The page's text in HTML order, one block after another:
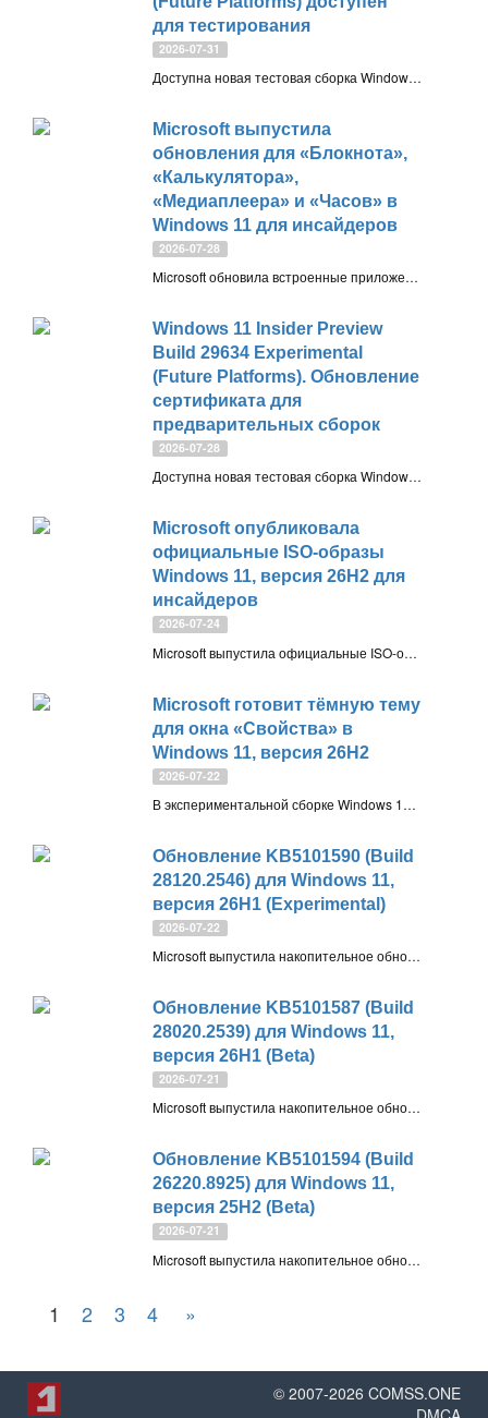
для тестирования
2026-07-31
Доступна новая тестовая сборка Windows 11 Insider Preview Build 29639.1000 (rs_prerelease), предназначенная для участников программы Windows Insider на канале обновления Experimental (Future Platforms)
Microsoft выпустила
обновления для «Блокнота»,
«Калькулятора»,
«Медиаплеера» и «Часов» в
Windows 11 для инсайдеров
2026-07-28
Microsoft обновила встроенные приложения Windows 11: «Блокнот», «Калькулятор», «Медиаплеер» и «Часы» в инсайдерских сборках. Выпуск приносит исправления ошибок, повышение стабильности, ускорение работы «Блокнота», улучшения Markdown, локальных обложек альбомов и другие небольшие изменения
Windows 11 Insider Preview
Build 29634 Experimental
(Future Platforms). Обновление
сертификата для
предварительных сборок
2026-07-28
Доступна новая тестовая сборка Windows 11 Insider Preview Build 29634.1000 (rs_prerelease), предназначенная для участников программы Windows Insider на канале обновления Experimental (Future Platforms)
Microsoft опубликовала
официальные ISO-образы
Windows 11, версия 26H2 для
инсайдеров
2026-07-24
Microsoft выпустила официальные ISO-образы первой инсайдерской сборки Windows 11 версии 26H2 (Build 26300.8935) на канале Experimental. Они позволяют выполнить чистую установку, обновить существующую систему с сохранением данных или развернуть новую версию в виртуальной машине для тестирования
Microsoft готовит тёмную тему
для окна «Свойства» в
Windows 11, версия 26H2
2026-07-22
В экспериментальной сборке Windows 11, версия 26H2 обнаружен скрытый вариант окна «Свойства» с поддержкой тёмной темы. Microsoft начала обновлять один из самых давних элементов классического интерфейса Windows 11
Обновление KB5101590 (Build
28120.2546) для Windows 11,
версия 26H1 (Experimental)
2026-07-22
Microsoft выпустила накопительное обновление KB5101590 (Build 28120.2546) для Windows 11, версия 26H1 для инсайдеров на канале Experimental. Как скачать и установить новую сборку Windows 11 Insider Experimental (26H1) Preview Build 28120.2546
Обновление KB5101587 (Build
28020.2539) для Windows 11,
версия 26H1 (Beta)
2026-07-21
Microsoft выпустила накопительное обновление KB5101587 (Build 28020.2539) для Windows 11, версия 26H1 для инсайдеров на канале Beta. Как скачать и установить новую сборку Windows 11 Insider Beta Preview Build 28020.2539
Обновление KB5101594 (Build
26220.8925) для Windows 11,
версия 25H2 (Beta)
2026-07-21
Microsoft выпустила накопительное обновление KB5101594 (Build 26220.8925) для Windows 11, версия 25H2 для инсайдеров на канале Beta. Как скачать и установить новую сборку Windows 11 Insider Beta Preview Build 26220.8925
1 2 3 4 »
© 2007-2026 COMSS.ONE